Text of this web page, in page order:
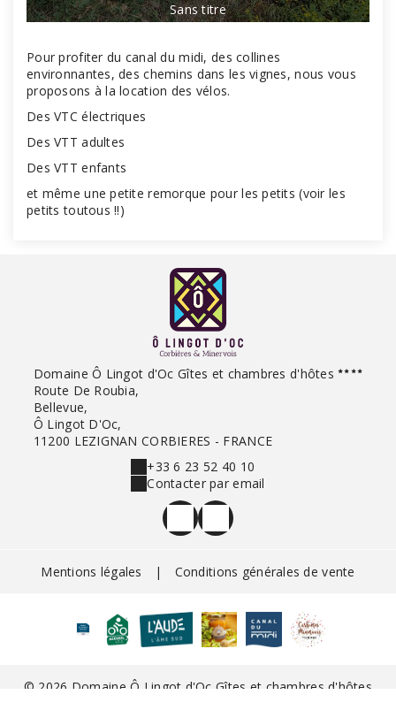
Sans titre
Pour profiter du canal du midi, des collines
environnantes, des chemins dans les vignes, nous vous
proposons à la location des vélos.
Des VTC électriques
Des VTT adultes
Des VTT enfants
et même une petite remorque pour les petits (voir les
petits toutous !!)
Domaine Ô Lingot d'Oc Gîtes et chambres d'hôtes
Route De Roubia,
Bellevue,
Ô Lingot D'Oc,
11200 LEZIGNAN CORBIERES - FRANCE
+33 6 23 52 40 10
Contacter par email
Mentions légales | Conditions générales de vente
© 2026 Domaine Ô Lingot d'Oc Gîtes et chambres d'hôtes